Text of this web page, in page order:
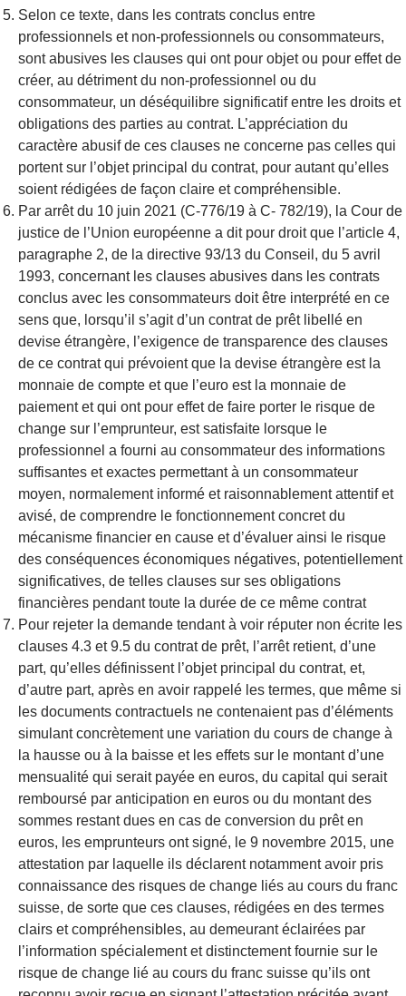
Selon ce texte, dans les contrats conclus entre
professionnels et non-professionnels ou consommateurs,
sont abusives les clauses qui ont pour objet ou pour effet de
créer, au détriment du non-professionnel ou du
consommateur, un déséquilibre significatif entre les droits et
obligations des parties au contrat. L’appréciation du
caractère abusif de ces clauses ne concerne pas celles qui
portent sur l’objet principal du contrat, pour autant qu’elles
soient rédigées de façon claire et compréhensible.
Par arrêt du 10 juin 2021 (C-776/19 à C- 782/19), la Cour de
justice de l’Union européenne a dit pour droit que l’article 4,
paragraphe 2, de la directive 93/13 du Conseil, du 5 avril
1993, concernant les clauses abusives dans les contrats
conclus avec les consommateurs doit être interprété en ce
sens que, lorsqu’il s’agit d’un contrat de prêt libellé en
devise étrangère, l’exigence de transparence des clauses
de ce contrat qui prévoient que la devise étrangère est la
monnaie de compte et que l’euro est la monnaie de
paiement et qui ont pour effet de faire porter le risque de
change sur l’emprunteur, est satisfaite lorsque le
professionnel a fourni au consommateur des informations
suffisantes et exactes permettant à un consommateur
moyen, normalement informé et raisonnablement attentif et
avisé, de comprendre le fonctionnement concret du
mécanisme financier en cause et d’évaluer ainsi le risque
des conséquences économiques négatives, potentiellement
significatives, de telles clauses sur ses obligations
financières pendant toute la durée de ce même contrat
Pour rejeter la demande tendant à voir réputer non écrite les
clauses 4.3 et 9.5 du contrat de prêt, l’arrêt retient, d’une
part, qu’elles définissent l’objet principal du contrat, et,
d’autre part, après en avoir rappelé les termes, que même si
les documents contractuels ne contenaient pas d’éléments
simulant concrètement une variation du cours de change à
la hausse ou à la baisse et les effets sur le montant d’une
mensualité qui serait payée en euros, du capital qui serait
remboursé par anticipation en euros ou du montant des
sommes restant dues en cas de conversion du prêt en
euros, les emprunteurs ont signé, le 9 novembre 2015, une
attestation par laquelle ils déclarent notamment avoir pris
connaissance des risques de change liés au cours du franc
suisse, de sorte que ces clauses, rédigées en des termes
clairs et compréhensibles, au demeurant éclairées par
l’information spécialement et distinctement fournie sur le
risque de change lié au cours du franc suisse qu’ils ont